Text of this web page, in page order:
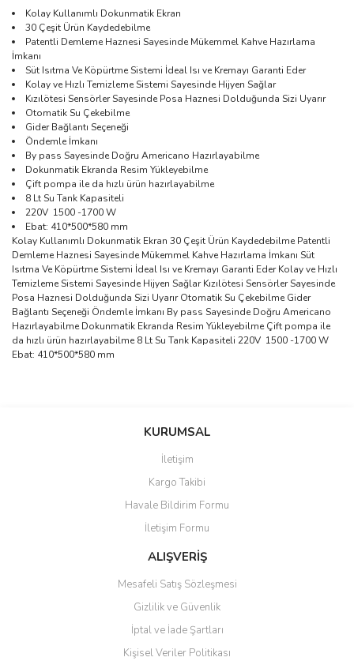
Kolay Kullanımlı Dokunmatik Ekran
30 Çeşit Ürün Kaydedebilme
Patentli Demleme Haznesi Sayesinde Mükemmel Kahve Hazırlama
İmkanı
Süt Isıtma Ve Köpürtme Sistemi İdeal Isı ve Kremayı Garanti Eder
Kolay ve Hızlı Temizleme Sistemi Sayesinde Hijyen Sağlar
Kızılötesi Sensörler Sayesinde Posa Haznesi Dolduğunda Sizi Uyarır
Otomatik Su Çekebilme
Gider Bağlantı Seçeneği
Öndemle İmkanı
By pass Sayesinde Doğru Americano Hazırlayabilme
Dokunmatik Ekranda Resim Yükleyebilme
Çift pompa ile da hızlı ürün hazırlayabilme
8 Lt Su Tank Kapasiteli
220V 1500 -1700 W
Ebat: 410*500*580 mm
Kolay Kullanımlı Dokunmatik Ekran 30 Çeşit Ürün Kaydedebilme Patentli
Demleme Haznesi Sayesinde Mükemmel Kahve Hazırlama İmkanı Süt
Isıtma Ve Köpürtme Sistemi İdeal Isı ve Kremayı Garanti Eder Kolay ve Hızlı
Temizleme Sistemi Sayesinde Hijyen Sağlar Kızılötesi Sensörler Sayesinde
Posa Haznesi Dolduğunda Sizi Uyarır Otomatik Su Çekebilme Gider
Bağlantı Seçeneği Öndemle İmkanı By pass Sayesinde Doğru Americano
Hazırlayabilme Dokunmatik Ekranda Resim Yükleyebilme Çift pompa ile
da hızlı ürün hazırlayabilme 8 Lt Su Tank Kapasiteli 220V 1500 -1700 W
Ebat: 410*500*580 mm
Bu ürüne ilk yorumu siz yapın!
Ürün resmi kalitesiz, bozuk veya görüntülenemiyor.
Ürün açıklamasında eksik bilgiler bulunuyor.
Ürün bilgilerinde hatalar bulunuyor.
Ürün fiyatı diğer sitelerden daha pahalı.
KURUMSAL
İletişim
Kargo Takibi
Havale Bildirim Formu
İletişim Formu
ALIŞVERİŞ
Mesafeli Satış Sözleşmesi
Gizlilik ve Güvenlik
İptal ve İade Şartları
Kişisel Veriler Politikası